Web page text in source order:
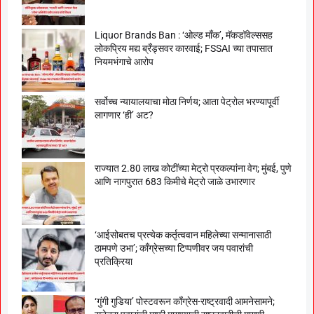
Liquor Brands Ban : ‘ओल्ड मॉंक’, मॅकडॉवेल्ससह
लोकप्रिय मद्य ब्रँड्सवर कारवाई; FSSAI च्या तपासात
नियमभंगाचे आरोप
सर्वोच्च न्यायालयाचा मोठा निर्णय; आता पेट्रोल भरण्यापूर्वी
लागणार ‘ही’ अट?
राज्यात 2.80 लाख कोटींच्या मेट्रो प्रकल्पांना वेग; मुंबई, पुणे
आणि नागपुरात 683 किमीचे मेट्रो जाळे उभारणार
‘आईसोबतच प्रत्येक कर्तृत्ववान महिलेच्या सन्मानासाठी
ठामपणे उभा’; काँग्रेसच्या टिप्पणीवर जय पवारांची
प्रतिक्रिया
‘गुंगी गुडिया’ पोस्टवरून काँग्रेस-राष्ट्रवादी आमनेसामने;